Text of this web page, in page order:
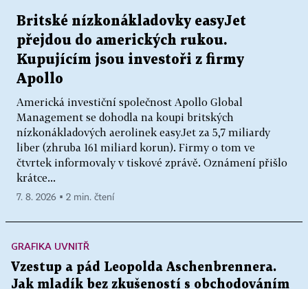
Britské nízkonákladovky easyJet
přejdou do amerických rukou.
Kupujícím jsou investoři z firmy
Apollo
Americká investiční společnost Apollo Global
Management se dohodla na koupi britských
nízkonákladových aerolinek easyJet za 5,7 miliardy
liber (zhruba 161 miliard korun). Firmy o tom ve
čtvrtek informovaly v tiskové zprávě. Oznámení přišlo
krátce...
7. 8. 2026 ▪ 2 min. čtení
GRAFIKA UVNITŘ
Vzestup a pád Leopolda Aschenbrennera.
Jak mladík bez zkušeností s obchodováním